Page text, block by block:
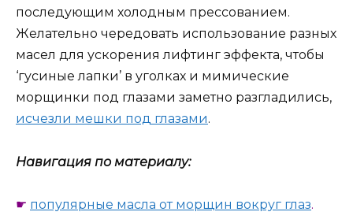
последующим холодным прессованием.
Желательно чередовать использование разных
масел для ускорения лифтинг эффекта, чтобы
‘гусиные лапки’ в уголках и мимические
морщинки под глазами заметно разгладились,
исчезли мешки под глазами.
Навигация по материалу:
☛ популярные масла от морщин вокруг глаз.